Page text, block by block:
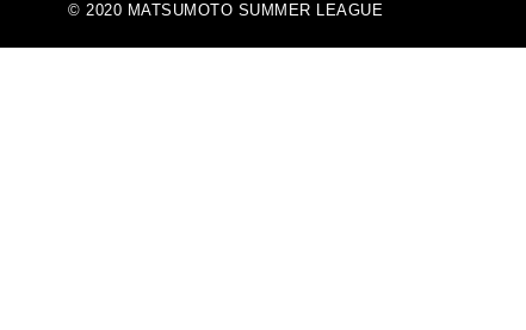
© 2020 MATSUMOTO SUMMER LEAGUE